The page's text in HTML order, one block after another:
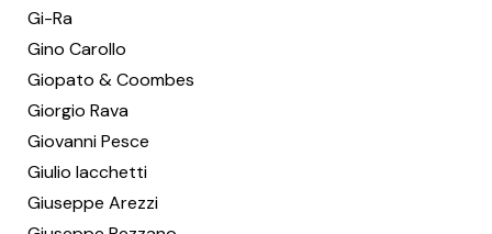
Gi-Ra
Gino Carollo
Giopato & Coombes
Giorgio Rava
Giovanni Pesce
Giulio Iacchetti
Giuseppe Arezzi